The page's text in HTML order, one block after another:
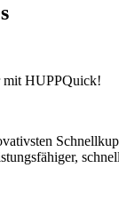
mit HUPPQuick!